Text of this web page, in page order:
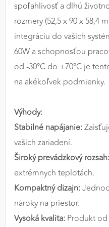
spoľahlivosť a dlhú
rozmery (52,5 x 90 x 58,4
integráciu do vašich
60W a schopnosťou
od -30°C do +70°C je
na akékoľvek podmienky.
Výhody:
Stabilné napájanie:
vašich zariadení.
Široký prevádzkový rozsah:
extrémnych teplotách.
Kompaktný dizajn:
nároky na priestor.
Vysoká kvalita: Produkt
Poskytovateľ: